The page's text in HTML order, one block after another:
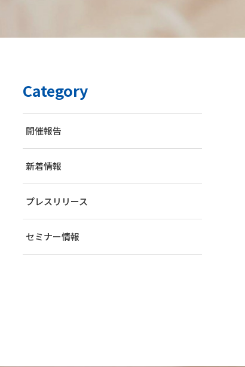
Category
開催報告
新着情報
プレスリリース
セミナー情報